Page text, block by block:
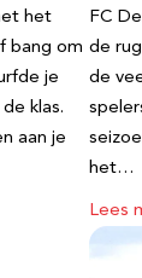
het
bang om
je
klas.
aan je
FC
de
de
het…
Lees